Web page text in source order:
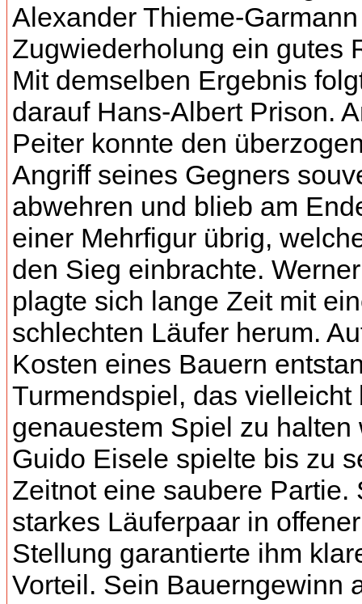
Alexander Thieme-
Zugwiederholung ein gutes
Mit demselben Ergebnis
darauf Hans-Albert Prison.
Peiter konnte den
Angriff seines Gegners
abwehren und blieb am
einer Mehrfigur übrig,
den Sieg einbrachte.
plagte sich lange Zeit mit
schlechten Läufer herum.
Kosten eines Bauern
Turmendspiel, das vielleicht
genauestem Spiel zu halten
Guido Eisele spielte bis zu
Zeitnot eine saubere Partie.
starkes Läuferpaar in offener
Stellung garantierte ihm
Vorteil. Sein Bauerngewinn